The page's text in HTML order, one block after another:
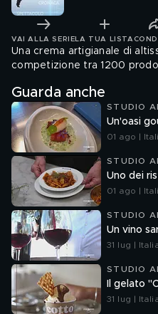
VAI ALLA SERIE LA TUA LISTA
Una crema artigianale di
competizione tra 1200
Guarda anche
STUDIO
Un'oasi
01 ago |
STUDIO
Uno dei
01 ago |
STUDIO
Un vino
31 lug | Italia
STUDIO
Il gelato
31 lug | Italia